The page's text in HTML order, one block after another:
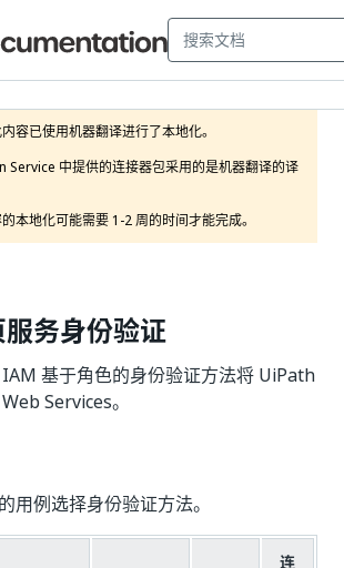
容已使用机器翻译进行了本地化。
中提供的连接器包采用的是机器翻译的译
本地化可能需要 1-2 周的时间才能完成。
务身份验证
基于角色的身份验证方法将 UiPath
Services。
用例选择身份验证方法。
连